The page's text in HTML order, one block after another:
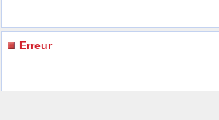
Erreur